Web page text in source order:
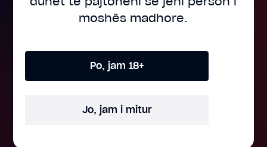
moshës madhore.
Po, jam 18+
Jo, jam i mitur